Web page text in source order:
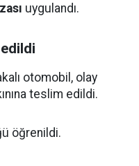
uygulandı.
otomobil, olay
teslim edildi.
öğrenildi.